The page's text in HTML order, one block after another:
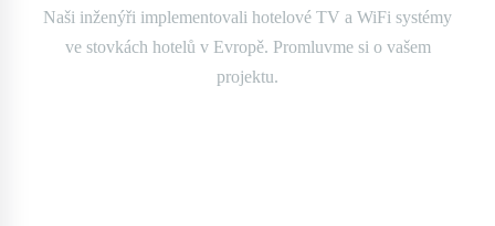
Naši inženýři implementovali hotelové TV a WiFi systémy
ve stovkách hotelů v Evropě. Promluvme si o vašem
projektu.